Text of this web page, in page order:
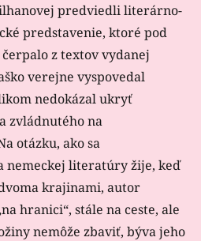
predviedli literárno-
predstavenie, ktoré pod
z textov vydanej
verejne vyspovedal
nedokázal ukryť
zvládnutého na
otázku, ako sa
nemeckej literatúry žije, keď
krajinami, autor
hranici“, stále na ceste, ale
nemôže zbaviť, býva jeho